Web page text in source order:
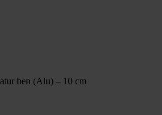
ben (Alu) – 10 cm